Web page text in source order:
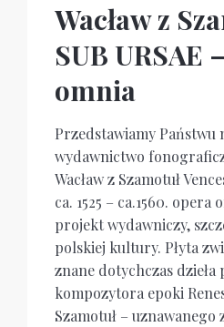
Wacław z
SUB URSAE
omnia
Przedstawiamy Państwu
wydawnictwo
Wacław z Szamotuł
ca. 1525 – ca.1560.
projekt wydawniczy,
polskiej kultury. Płyta
znane dotychczas dzieła
kompozytora epoki
Szamotuł – uznawanego